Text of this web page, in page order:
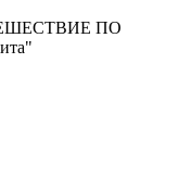
ПО